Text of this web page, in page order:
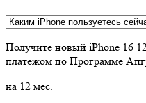
Получите новый iPhone 16
платежом по Программе
на 12 мес.